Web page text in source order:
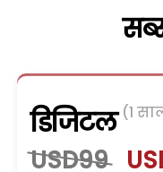
डिजिटल (1
USD99